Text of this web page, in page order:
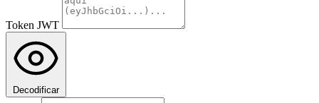
Token JWT
Decodificar